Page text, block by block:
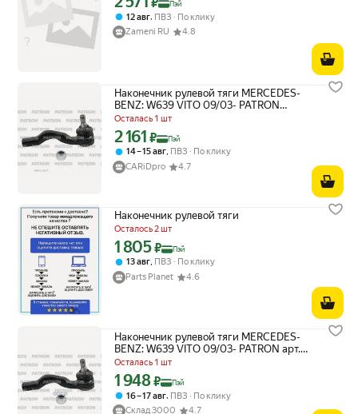
Пэй
12 авг, ПВЗ
По клику
Zameni RU
4.8
Наконечник рулевой тяги MERCEDES-
BENZ: W639 VITO 09/03- PATRON
PS1320L | цена за 1 шт
Осталась 1 шт
Цена с картой Яндекс Пэй 2161 ₽ вместо
2 161 ₽ Пэй
14 – 15 авг, ПВЗ
По клику
CARiDpro
4.7
Наконечник рулевой тяги
Осталось 2 шт
Цена с картой Яндекс Пэй 1805 ₽ вместо
1 805₽ Пэй
13 авг ПВЗ
По клику
Parts Planet
4.6
Наконечник рулевой тяги MERCEDES-
BENZ: W639 VITO 09/03- PATRON арт.
PS1320L - высокое качество товара по
низкой цене
Осталась 1 шт
Цена с картой Яндекс Пэй 1948 ₽ вместо
1 948₽ Пэй
16 – 17 авг, ПВЗ
По клику
Склад 3000
4.7